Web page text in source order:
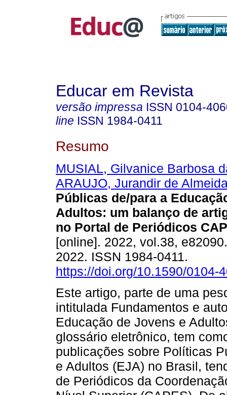
Educar em Revista
versão impressa ISSN 0104-
line ISSN 1984-0411
Resumo
MUSIAL, Gilvanice Barbosa
ARAUJO, Jurandir de
Públicas de/para a
Adultos: um balanço de
no Portal de Periódicos
[online]. 2022, vol.38,
2022. ISSN 1984-0411.
https://doi.org/10.1590/0104-
Este artigo, parte de uma
intitulada Fundamentos e
Educação de Jovens e
glossário eletrônico, tem
publicações sobre Políticas
e Adultos (EJA) no Brasil,
de Periódicos da